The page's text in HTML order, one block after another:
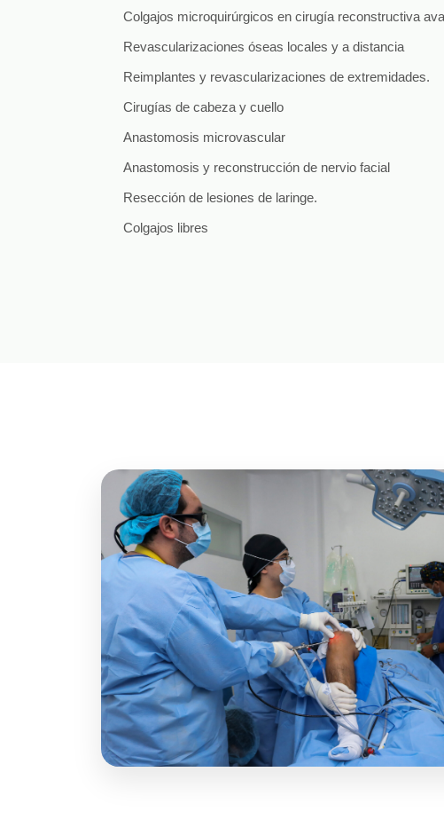
Colgajos microquirúrgicos en cirugía reconstructiva
Revascularizaciones óseas locales y a distancia
Reimplantes y revascularizaciones de extremidades.
Cirugías de cabeza y cuello
Anastomosis microvascular
Anastomosis y reconstrucción de nervio facial
Resección de lesiones de laringe.
Colgajos libres